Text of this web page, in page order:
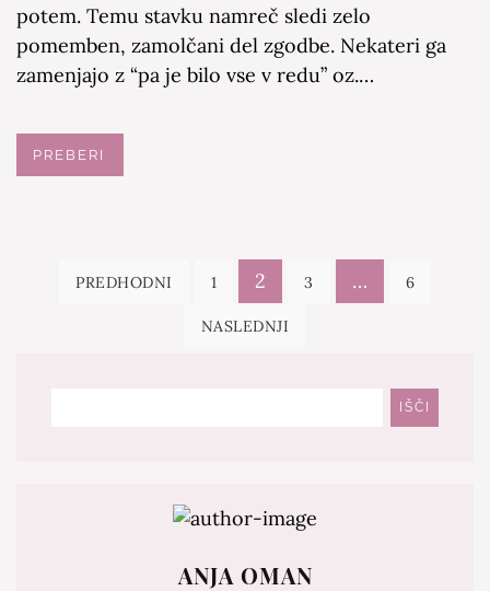
potem. Temu stavku namreč sledi zelo
pomemben, zamolčani del zgodbe. Nekateri ga
zamenjajo z “pa je bilo vse v redu” oz.…
PREBERI
Navigacija
PREDHODNI 1 2 3 … 6
NASLEDNJI
IŠČI
ANJA OMAN